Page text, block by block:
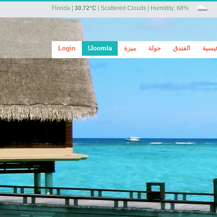
Florida 30.72°C Scattered Clouds Humidity: 68%
Login الفندق جولة ميزة Joomla!